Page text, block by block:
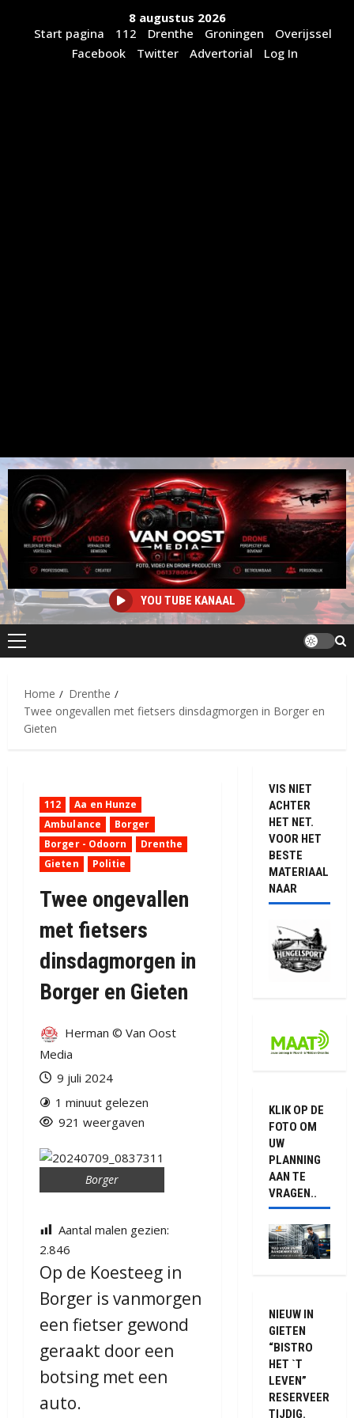
8 augustus 2026
Start pagina
112 Drenthe Groningen
Overijssel
Facebook
Twitter Advertorial Log In
YOU TUBE KANAAL
Primair
Home
Drenthe
Twee ongevallen met fietsers dinsdagmorgen in Borger en
Gieten
112
Aa en Hunze
Ambulance
Borger
Borger - Odoorn
Drenthe
Gieten
Politie
Twee ongevallen
met fietsers
dinsdagmorgen in
Borger en Gieten
Herman © Van Oost
Media
9 juli 2024
1 minuut gelezen
921 weergaven
Borger
Aantal malen gezien:
2.846
Op de Koesteeg in
Borger is vanmorgen
een fietser gewond
geraakt door een
botsing met een
auto.
VIS NIET
ACHTER
HET NET.
VOOR HET
BESTE
MATERIAAL
NAAR
KLIK OP DE
FOTO OM
UW
PLANNING
AAN TE
VRAGEN..
NIEUW IN
GIETEN
“BISTRO
HET `T
LEVEN”
RESERVEER
TIJDIG.